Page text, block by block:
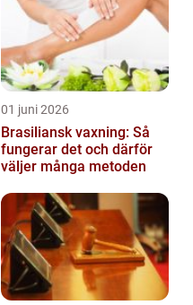
01 juni 2026
Brasiliansk vaxning: Så
fungerar det och därför
väljer många metoden